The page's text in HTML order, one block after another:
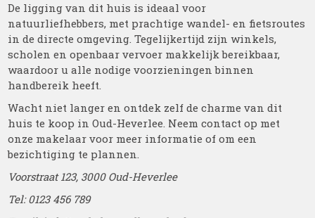
De ligging van dit huis is ideaal voor
natuurliefhebbers, met prachtige wandel- en fietsroutes
in de directe omgeving. Tegelijkertijd zijn winkels,
scholen en openbaar vervoer makkelijk bereikbaar,
waardoor u alle nodige voorzieningen binnen
handbereik heeft.
Wacht niet langer en ontdek zelf de charme van dit
huis te koop in Oud-Heverlee. Neem contact op met
onze makelaar voor meer informatie of om een
bezichtiging te plannen.
Voorstraat 123, 3000 Oud-Heverlee
Tel: 0123 456 789